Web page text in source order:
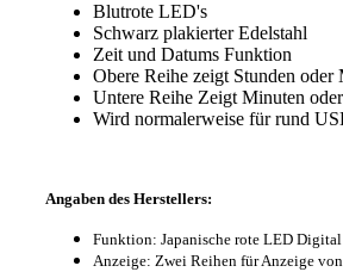
Blutrote LED's
Schwarz plakierter Edelstahl
Zeit und Datums Funktion
Obere Reihe zeigt Stunden oder
Untere Reihe Zeigt Minuten
Wird normalerweise für rund
Angaben des Herstellers:
Funktion: Japanische rote LED
Anzeige: Zwei Reihen für Anzeige